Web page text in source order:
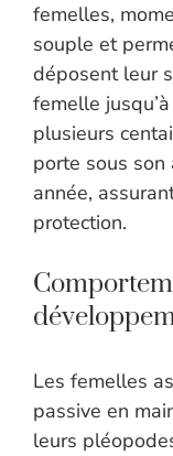
femelles,
souple et
déposent leur
femelle
plusieurs
porte sous son
année,
protection.
Les femelles
passive en
leurs